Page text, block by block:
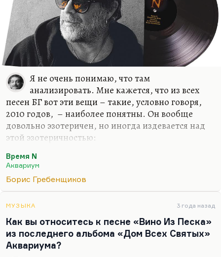
Я не очень понимаю, что там
анализировать. Мне кажется, что из всех
песен БГ вот эти вещи – такие, условно говоря,
2010 годов, – наиболее понятны. Он вообще
довольно эзотеричен, но иногда издевается над
этой эзотеричностью:
Его звали Сувлехим Такац,
И он служил почтовой змеей.
Это голимый абсурдизм. Но как раз
четная фиксация того состояния, когда никакие
политические, общественные или иные подпорки
уже невозможны, и пошла чистая экзистенция.
Наконец ты то, что ты есть.
Время N
Аквариум
Борис Гребенщиков
МУЗЫКА 3 года назад
Как вы относитесь к песне «Вино Из Песка»
из последнего альбома «Дом Всех Святых»
Аквариума?